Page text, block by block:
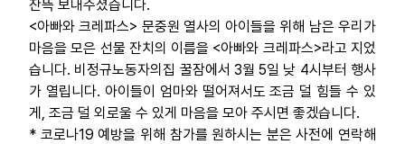
잔뜩 보내주셨습니다.
<아빠와 크레파스> 문중원 열사의 아이들을 위해 남은 우리가
마음을 모은 선물 잔치의 이름을 <아빠와 크레파스>라고 지었
습니다. 비정규노동자의집 꿀잠에서 3월 5일 낮 4시부터 행사
가 열립니다. 아이들이 엄마와 떨어져서도 조금 덜 힘들 수 있
게, 조금 덜 외로울 수 있게 마음을 모아 주시면 좋겠습니다.
* 코로나19 예방을 위해 참가를 원하시는 분은 사전에 연락해